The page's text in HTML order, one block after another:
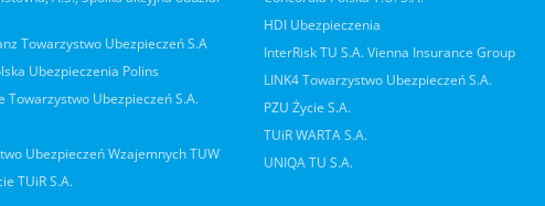
Towarzystwo Ubezpieczeń S.A
Ubezpieczenia Polins
Towarzystwo Ubezpieczeń S.A.
Ubezpieczeń Wzajemnych TUW
TUiR S.A.
HDI Ubezpieczenia
InterRisk TU S.A. Vienna Insurance Group
LINK4 Towarzystwo Ubezpieczeń S.A.
PZU Życie S.A.
TUiR WARTA S.A.
UNIQA TU S.A.